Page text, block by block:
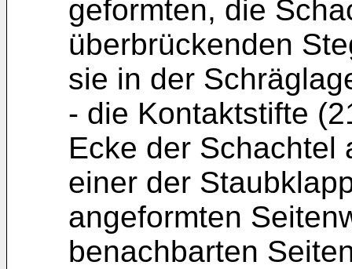
geformten, die
überbrückenden
sie in der
- die Kontaktstifte
Ecke der Schachtel
einer der
angeformten
benachbarten